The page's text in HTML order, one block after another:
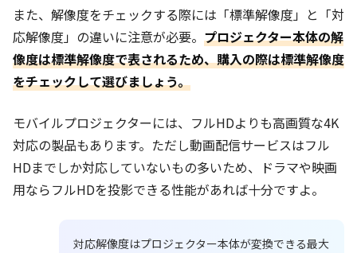
また、解像度をチェックする際には「標準解像度」と「対
応解像度」の違いに注意が必要。 プロジェクター本体の解
像度は標準解像度で表されるため、購入の際は標準解像度
をチェックして選びましょう。
モバイルプロジェクターには、フルHDよりも高画質な4K
対応の製品もあります。ただし動画配信サービスはフル
HDまでしか対応していないもの多いため、ドラマや映画
用ならフルHDを投影できる性能があれば十分ですよ。
対応解像度はプロジェクター本体が変換できる最大